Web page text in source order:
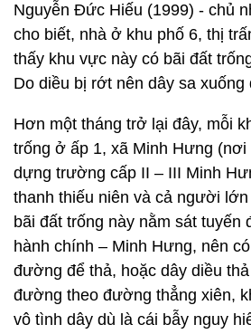
Nguyễn Đức Hiếu (1999) - chủ
cho biết, nhà ở khu phố 6, thị
thấy khu vực này có bãi đất
Do diều bị rớt nên dây sa xuống
Hơn một tháng trở lại đây, mỗi
trống ở ấp 1, xã Minh Hưng (nơi
dựng trường cấp II – III Minh
thanh thiếu niên và cả người
bãi đất trống này nằm sát tuyến
hành chính – Minh Hưng, nên
đường để thả, hoặc dây diều
đường theo đường thẳng xiên,
vô tình dây dù là cái bẫy nguy